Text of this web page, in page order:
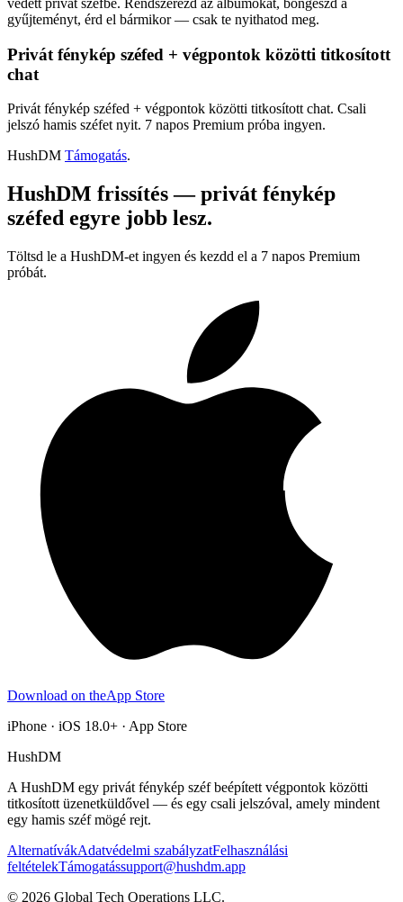
védett privát széfbe. Rendszerezd az albumokat, böngészd a
gyűjteményt, érd el bármikor — csak te nyithatod meg.
Privát fénykép széfed + végpontok közötti titkosított
chat
Privát fénykép széfed + végpontok közötti titkosított chat. Csali
jelszó hamis széfet nyit. 7 napos Premium próba ingyen.
HushDM Támogatás.
HushDM frissítés — privát fénykép
széfed egyre jobb lesz.
Töltsd le a HushDM-et ingyen és kezdd el a 7 napos Premium
próbát.
Download on theApp Store
iPhone · iOS 18.0+ · App Store
HushDM
A HushDM egy privát fénykép széf beépített végpontok közötti
titkosított üzenetküldővel — és egy csali jelszóval, amely mindent
egy hamis széf mögé rejt.
AlternatívákAdatvédelmi szabályzatFelhasználási
feltételekTámogatássupport@hushdm.app
© 2026 Global Tech Operations LLC.